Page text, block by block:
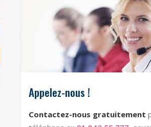
Appelez-nous !
Contactez-nous gratuitement